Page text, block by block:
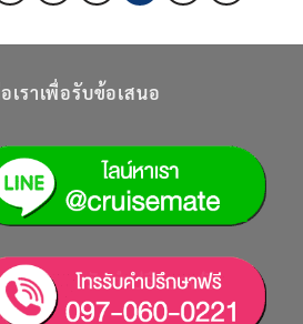
เราเพื่อรับข้อเสนอ